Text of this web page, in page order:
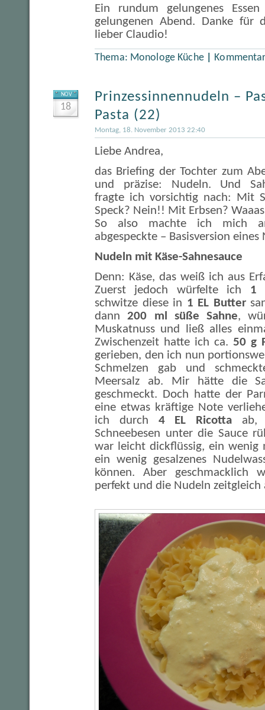
Ein rundum gelungenes
gelungenen Abend. Danke für
lieber Claudio!
Thema: Monologe Küche
NOV
18
Prinzessinnennudeln –
Pasta (22)
Montag, 18. November 2013 22:40
Liebe Andrea,
das Briefing der Tochter zum
und präzise: Nudeln. Und
fragte ich vorsichtig nach: Mit
Speck? Nein!! Mit Erbsen?
So also machte ich mich
abgespeckte – Basisversion
Nudeln mit Käse-Sahnesauce
Denn: Käse, das weiß ich aus
Zuerst jedoch würfelte ich 1
schwitze diese in 1 EL Butter
dann200 ml süße Sahne,
Muskatnuss und ließ alles
Zwischenzeit hatte ich ca. 50 g
gerieben, den ich nun
Schmelzen gab und
Meersalz ab. Mir hätte die
geschmeckt. Doch hatte der
eine etwas kräftige Note
ich durch 4 EL Ricotta ab,
Schneebesen unter die Sauce
war leicht dickflüssig, ein wenig
ein wenig gesalzenes
können. Aber geschmacklich
perfekt und die Nudeln zeitgleich